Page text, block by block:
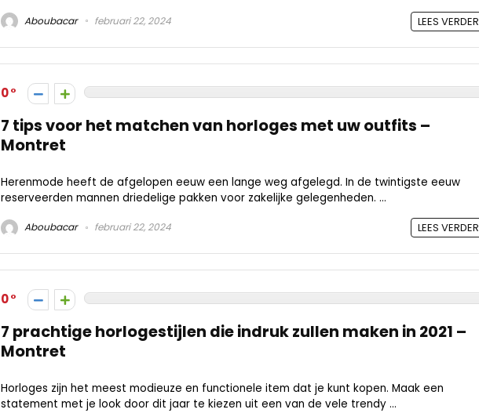
Aboubacar februari 22, 2024 LEES VERDER
0
7 tips voor het matchen van horloges met uw outfits –
Montret
Herenmode heeft de afgelopen eeuw een lange weg afgelegd. In de twintigste eeuw
reserveerden mannen driedelige pakken voor zakelijke gelegenheden. ...
Aboubacar februari 22, 2024 LEES VERDER
0
7 prachtige horlogestijlen die indruk zullen maken in 2021 –
Montret
Horloges zijn het meest modieuze en functionele item dat je kunt kopen. Maak een
statement met je look door dit jaar te kiezen uit een van de vele trendy ...